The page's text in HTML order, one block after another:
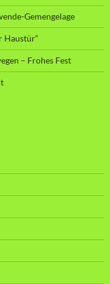
Gemengelage
Haustür“
– Frohes Fest